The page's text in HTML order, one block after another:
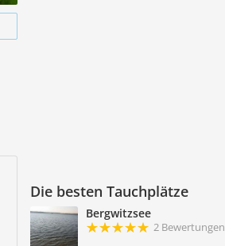
Die besten Tauchplätze
Bergwitzsee
2 Bewertungen